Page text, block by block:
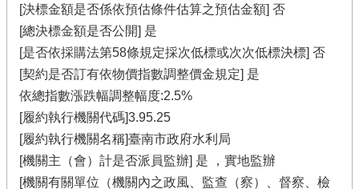
[決標金額是否係依預估條件估算之預估金額] 否
[總決標金額是否公開] 是
[是否依採購法第58條規定採次低標或次次低標決標] 否
[契約是否訂有依物價指數調整價金規定] 是
依總指數漲跌幅調整幅度:2.5%
[履約執行機關代碼]3.95.25
[履約執行機關名稱]臺南市政府水利局
[機關主（會）計是否派員監辦] 是 ，實地監辦
[機關有關單位（機關內之政風、監查（察）、督察、檢